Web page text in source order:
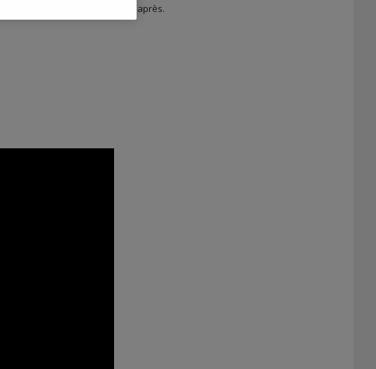
de payer. À découvrir juste après.